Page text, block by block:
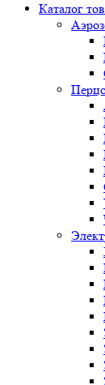
Каталог